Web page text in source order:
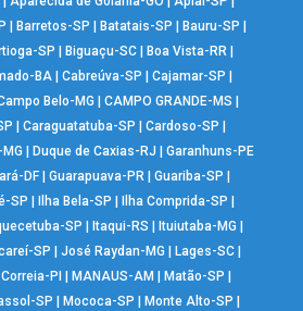
Barretos-SP Batatais-SP Bauru-SP
SP Biguaçu-SC Boa Vista-RR
BA| Cabreúva-SP Cajamar-SP
Belo-MG |CAMPO GRANDE-MS
Caraguatatuba-SP Cardoso-SP
Duque de Caxias-RJ
Garanhuns-PE
DF| Guarapuava-PR| Guariba-SP
SP Ilha Bela-SP Ilha Comprida-SP
SP Itaqui-RS Ituiutaba-MG
SP José Raydan-MG Lages-SC|
PI MANAUS-AM Matão-SP
SP Mococa-SP Monte Alto-SP